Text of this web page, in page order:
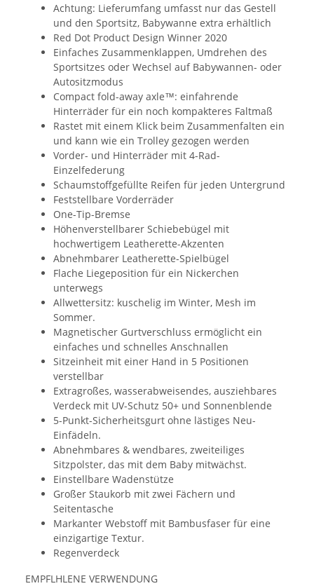
Achtung: Lieferumfang umfasst nur das Gestell
und den Sportsitz, Babywanne extra erhältlich
Red Dot Product Design Winner 2020
Einfaches Zusammenklappen, Umdrehen des
Sportsitzes oder Wechsel auf Babywannen- oder
Autositzmodus
Compact fold-away axle™: einfahrende
Hinterräder für ein noch kompakteres Faltmaß
Rastet mit einem Klick beim Zusammenfalten ein
und kann wie ein Trolley gezogen werden
Vorder- und Hinterräder mit 4-Rad-
Einzelfederung
Schaumstoffgefüllte Reifen für jeden Untergrund
Feststellbare Vorderräder
One-Tip-Bremse
Höhenverstellbarer Schiebebügel mit
hochwertigem Leatherette-Akzenten
Abnehmbarer Leatherette-Spielbügel
Flache Liegeposition für ein Nickerchen
unterwegs
Allwettersitz: kuschelig im Winter, Mesh im
Sommer.
Magnetischer Gurtverschluss ermöglicht ein
einfaches und schnelles Anschnallen
Sitzeinheit mit einer Hand in 5 Positionen
verstellbar
Extragroßes, wasserabweisendes, ausziehbares
Verdeck mit UV-Schutz 50+ und Sonnenblende
5-Punkt-Sicherheitsgurt ohne lästiges Neu-
Einfädeln.
Abnehmbares & wendbares, zweiteiliges
Sitzpolster, das mit dem Baby mitwächst.
Einstellbare Wadenstütze
Großer Staukorb mit zwei Fächern und
Seitentasche
Markanter Webstoff mit Bambusfaser für eine
einzigartige Textur.
Regenverdeck
EMPFLHLENE VERWENDUNG